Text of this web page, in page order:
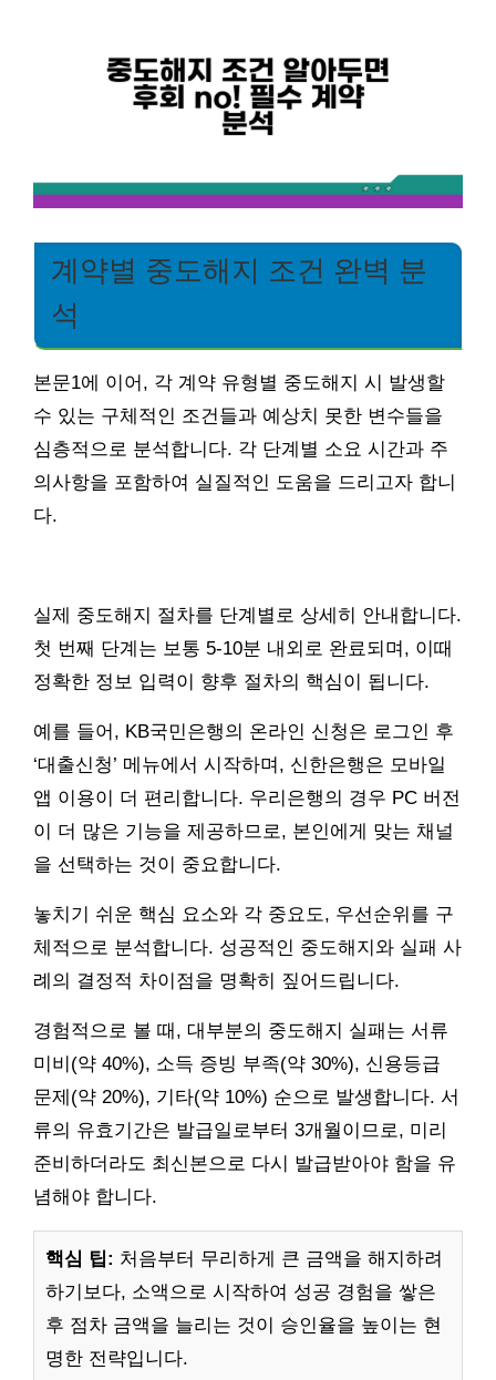
계약별 중도해지 조건 완벽 분
석
본문1에 이어, 각 계약 유형별 중도해지 시 발생할
수 있는 구체적인 조건들과 예상치 못한 변수들을
심층적으로 분석합니다. 각 단계별 소요 시간과 주
의사항을 포함하여 실질적인 도움을 드리고자 합니
다.
실제 중도해지 절차를 단계별로 상세히 안내합니다.
첫 번째 단계는 보통 5-10분 내외로 완료되며, 이때
정확한 정보 입력이 향후 절차의 핵심이 됩니다.
예를 들어, KB국민은행의 온라인 신청은 로그인 후
‘대출신청’ 메뉴에서 시작하며, 신한은행은 모바일
앱 이용이 더 편리합니다. 우리은행의 경우 PC 버전
이 더 많은 기능을 제공하므로, 본인에게 맞는 채널
을 선택하는 것이 중요합니다.
놓치기 쉬운 핵심 요소와 각 중요도, 우선순위를 구
체적으로 분석합니다. 성공적인 중도해지와 실패 사
례의 결정적 차이점을 명확히 짚어드립니다.
경험적으로 볼 때, 대부분의 중도해지 실패는 서류
미비(약 40%), 소득 증빙 부족(약 30%), 신용등급
문제(약 20%), 기타(약 10%) 순으로 발생합니다. 서
류의 유효기간은 발급일로부터 3개월이므로, 미리
준비하더라도 최신본으로 다시 발급받아야 함을 유
념해야 합니다.
핵심 팁: 처음부터 무리하게 큰 금액을 해지하려
하기보다, 소액으로 시작하여 성공 경험을 쌓은
후 점차 금액을 늘리는 것이 승인율을 높이는 현
명한 전략입니다.